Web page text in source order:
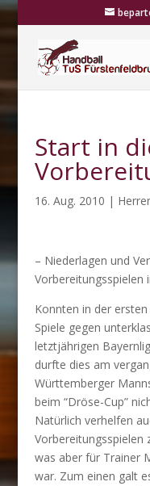
Start in
16. Aug. 2010 |
– Niederlagen und
Vorbereitungsspielen
Konnten in der
Spiele gegen
letztjährigen
durfte dies am
Württemberger
beim “Dröse-Cup”
Natürlich verhelfen
Vorbereitungsspielen
was aber für Trainer
war. Zum einen galt